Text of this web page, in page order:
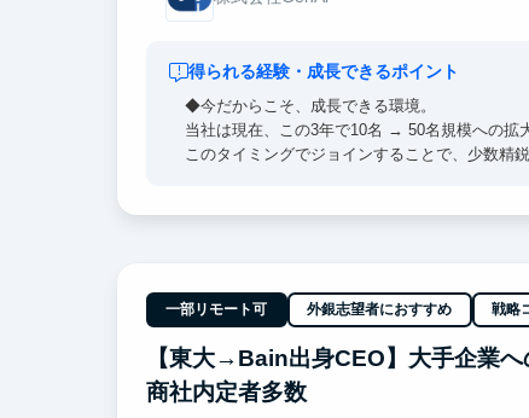
得られる経験・成長できるポイント
◆今だからこそ、成長できる環境。
当社は現在、この3年で10名 → 50名規模への拡
このタイミングでジョインすることで、少数精
開発環境には最新のAIを導入しており、「最先
実際に経験を糧に起業した卒業生もいます。
"自分の手で価値を生み出す力" を本気で身につ
一部リモート可 外銀志望者におすすめ 戦略
【東大→Bain出身CEO】大手企業
商社内定者多数